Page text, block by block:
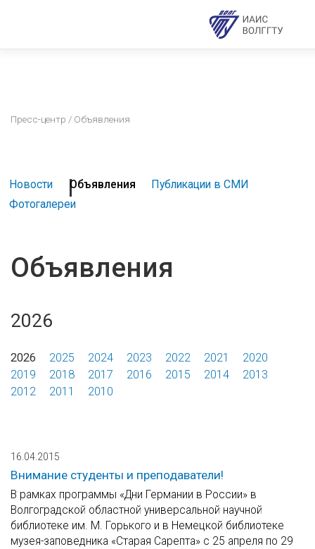
Пресс-центр / Объявления
Новости Объявления
Публикации в СМИ
Фотогалереи
Объявления
2026
2026 2025 2024 2023 2022 2021
2020
2019
2018 2017 2016 2015 2014
2013
2012
2011 2010
16.04.2015
Внимание студенты и преподаватели!
В рамках программы «Дни Германии в России» в
Волгоградской областной универсальной научной
библиотеке им. М. Горького и в Немецкой библиотеке
музея-заповедника «Старая Сарепта» с 25 апреля по 29